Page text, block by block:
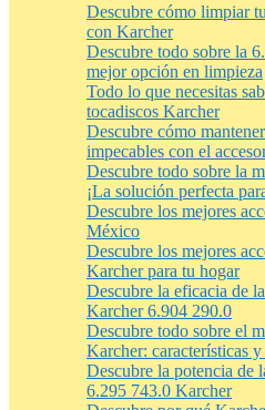
Descubre cómo limpiar
con Karcher
Descubre todo sobre la
mejor opción en limpieza
Todo lo que necesitas
tocadiscos Karcher
Descubre cómo
impecables con el
Descubre todo sobre la
¡La solución perfecta
Descubre los mejores
México
Descubre los mejores
Karcher para tu hogar
Descubre la eficacia de
Karcher 6.904 290.0
Descubre todo sobre el
Karcher: características
Descubre la potencia de
6.295 743.0 Karcher